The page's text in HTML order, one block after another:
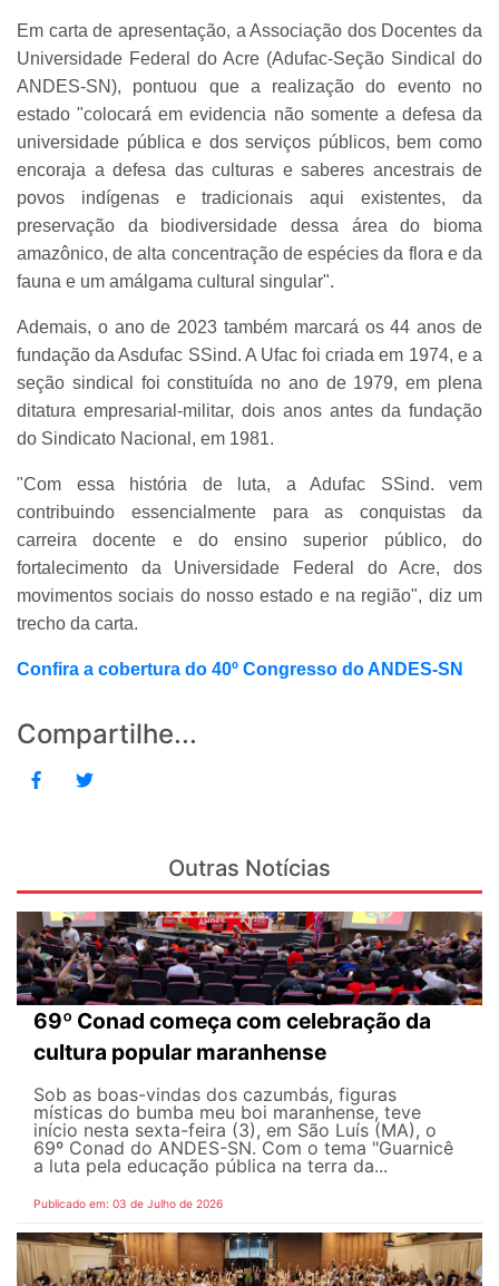
Em carta de apresentação, a Associação dos Docentes da
Universidade Federal do Acre (Adufac-Seção Sindical do
ANDES-SN), pontuou que a realização do evento no
estado "colocará em evidencia não somente a defesa da
universidade pública e dos serviços públicos, bem como
encoraja a defesa das culturas e saberes ancestrais de
povos indígenas e tradicionais aqui existentes, da
preservação da biodiversidade dessa área do bioma
amazônico, de alta concentração de espécies da flora e da
fauna e um amálgama cultural singular".
Ademais, o ano de 2023 também marcará os 44 anos de
fundação da Asdufac SSind. A Ufac foi criada em 1974, e a
seção sindical foi constituída no ano de 1979, em plena
ditatura empresarial-militar, dois anos antes da fundação
do Sindicato Nacional, em 1981.
"Com essa história de luta, a Adufac SSind. vem
contribuindo essencialmente para as conquistas da
carreira docente e do ensino superior público, do
fortalecimento da Universidade Federal do Acre, dos
movimentos sociais do nosso estado e na região", diz um
trecho da carta.
Confira a cobertura do 40º Congresso do ANDES-SN
Compartilhe...
Outras Notícias
69º Conad começa com celebração da
cultura popular maranhense
Sob as boas-vindas dos cazumbás, figuras
místicas do bumba meu boi maranhense, teve
início nesta sexta-feira (3), em São Luís (MA), o
69º Conad do ANDES-SN. Com o tema "Guarnicê
a luta pela educação pública na terra da...
Publicado em: 03 de Julho de 2026